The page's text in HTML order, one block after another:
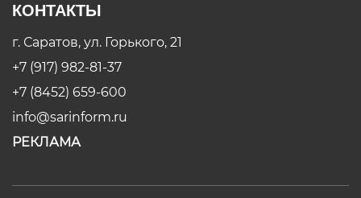
КОНТАКТЫ
г. Саратов, ул. Горького, 21
+7 (917) 982-81-37
+7 (8452) 659-600
info@sarinform.ru
РЕКЛАМА